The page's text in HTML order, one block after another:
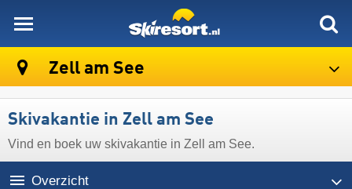
Zell am See
Skivakantie in Zell am See
Vind en boek uw skivakantie in Zell am See.
Overzicht